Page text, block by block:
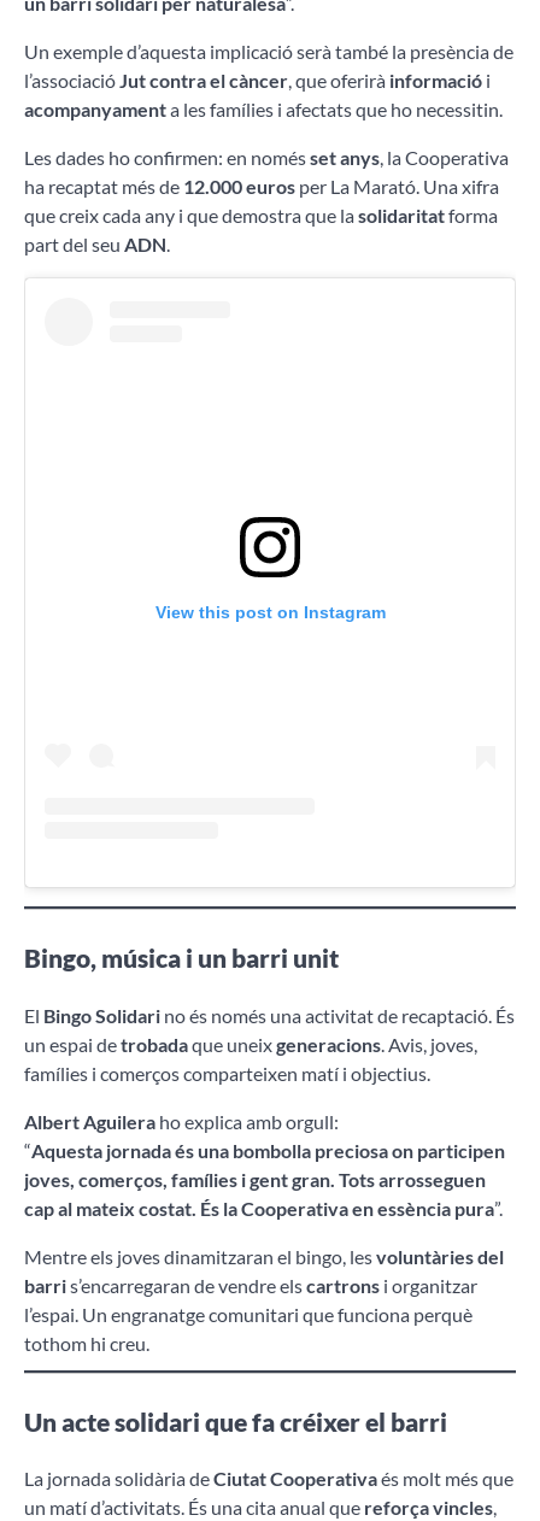
Un exemple d’aquesta implicació serà també la presència de
l’associació Jut contra el càncer , que oferirà informació i
acompanyamenta les famílies i afectats que ho necessitin.
Les dades ho confirmen: en nomésset anys , la Cooperativa
ha recaptat més de 12.000 euros per La Marató. Una xifra
que creix cada any i que demostra que lasolidaritatforma
part del seu ADN
View this post on Instagram
Bingo, música i un barri unit
El Bingo Solidari no és només una activitat de recaptació. És
un espai detrobadaque uneixgeneracions . Avis, joves,
famílies i comerços comparteixen matí i objectius.
Albert Aguilera ho explica amb orgull:
“Aquesta jornada és una bombolla preciosa on participen
joves, comerços, famílies i gent gran. Tots arrosseguen
cap al mateix costat. És la Cooperativa en essència pura”.
Mentre els joves dinamitzaran el bingo, lesvoluntàries del
barris’encarregaran de vendre elscartrons i organitzar
l’espai. Un engranatge comunitari que funciona perquè
tothom hi creu.
Un acte solidari que fa créixer el barri
La jornada solidària deCiutat Cooperativaés molt més que
un matí d’activitats. És una cita anual que reforça vincles,